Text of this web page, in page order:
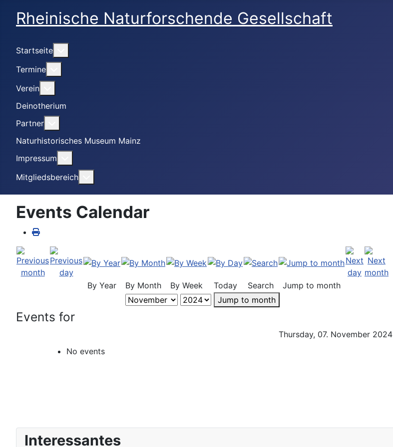
Rheinische Naturforschende Gesellschaft
Startseite
Termine
Verein
Deinotherium
Partner
Naturhistorisches Museum Mainz
Impressum
Mitgliedsbereich
Events Calendar
By Year By Month By Week Today Search
Jump to month
Jump to month
Events for
Thursday, 07. November 2024
No events
Interessantes